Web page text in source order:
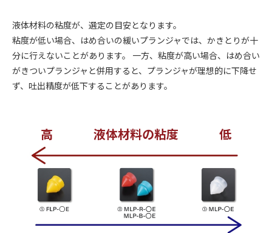
液体材料の粘度が、選定の目安となります。
粘度が低い場合、はめ合いの緩いプランジャでは、かきとりが十
分に行えないことがあります。 一方、粘度が高い場合、はめ合い
がきついプランジャと併用すると、プランジャが理想的に下降せ
ず、吐出精度が低下することがあります。
高 液体材料の粘度 低